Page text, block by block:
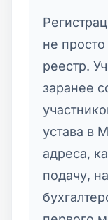
не
реестр.
заранее
устава в
адреса,
подачу,